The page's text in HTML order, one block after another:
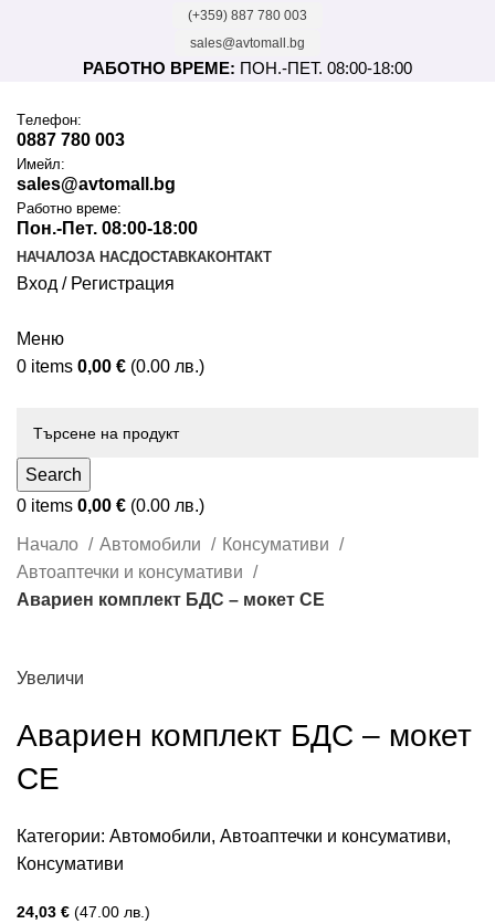
(+359) 887 780 003
sales@avtomall.bg
РАБОТНО ВРЕМЕ: ПОН.-ПЕТ. 08:00-18:00
Tелефон:
0887 780 003
Имейл:
sales@avtomall.bg
Работно време:
Пон.-Пет. 08:00-18:00
НАЧАЛОЗА НАСДОСТАВКАКОНТАКТ
Вход / Регистрация
Меню
0 items 0,00 € (0.00 лв.)
Search
0 items 0,00 € (0.00 лв.)
Начало Автомобили
Консумативи
Автоаптечки и консумативи
Авариен комплект БДС – мокет CE
Увеличи
Авариен комплект БДС – мокет
CE
Категории: Автомобили, Автоаптечки и консумативи,
Консумативи
24,03 € (47.00 лв.)